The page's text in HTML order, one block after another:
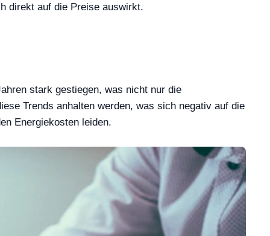
direkt auf die Preise auswirkt.
stark gestiegen, was nicht nur die
Trends anhalten werden, was sich negativ auf die
Energiekosten leiden.